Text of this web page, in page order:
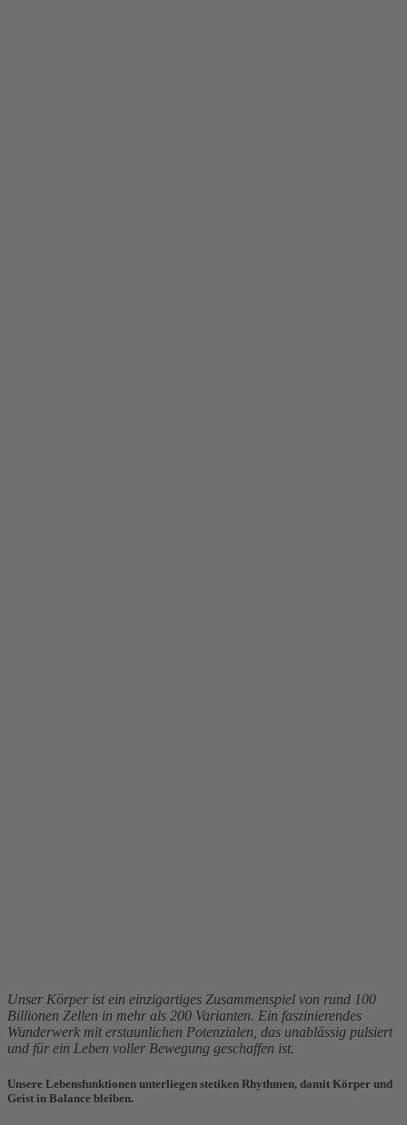
Unser Körper ist ein einzigartiges Zusammenspiel von rund 100
Billionen Zellen in mehr als 200 Varianten. Ein faszinierendes
Wunderwerk mit erstaunlichen Potenzialen, das unablässig pulsiert
und für ein Leben voller Bewegung geschaffen ist.
Unsere Lebensfunktionen unterliegen stetiken Rhythmen, damit Körper und
Geist in Balance bleiben.